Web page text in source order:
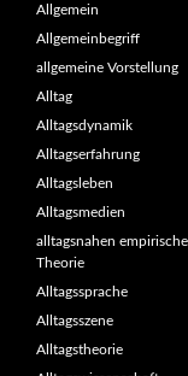
Allgemein
Allgemeinbegriff
allgemeine Vorstellung
Alltag
Alltagsdynamik
Alltagserfahrung
Alltagsleben
Alltagsmedien
alltagsnahen
Theorie
Alltagssprache
Alltagsszene
Alltagstheorie